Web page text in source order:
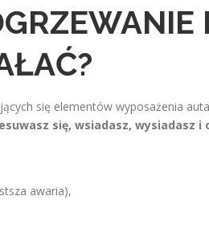
się elementów wyposażenia
się, wsiadasz, wysiadasz i
awaria),